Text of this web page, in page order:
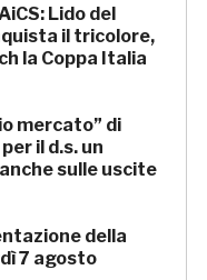
Lido del
il tricolore,
la Coppa Italia
mercato” di
il d.s. un
sulle uscite
della
7 agosto